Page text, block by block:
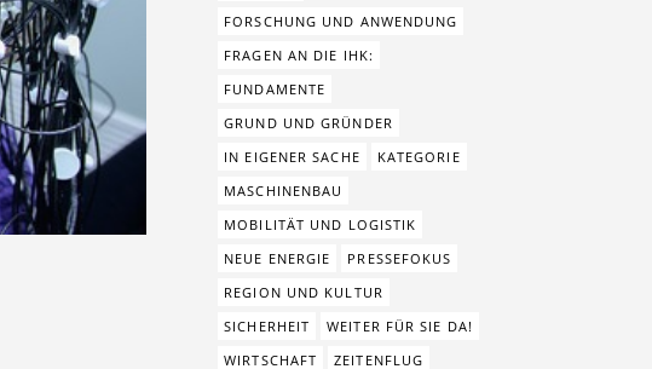
FORSCHUNG UND ANWENDUNG
FRAGEN AN DIE IHK:
FUNDAMENTE
GRUND UND GRÜNDER
IN EIGENER SACHE
KATEGORIE
MASCHINENBAU
MOBILITÄT UND LOGISTIK
NEUE ENERGIE
PRESSEFOKUS
REGION UND KULTUR
SICHERHEIT
WEITER FÜR SIE DA!
WIRTSCHAFT
ZEITENFLUG